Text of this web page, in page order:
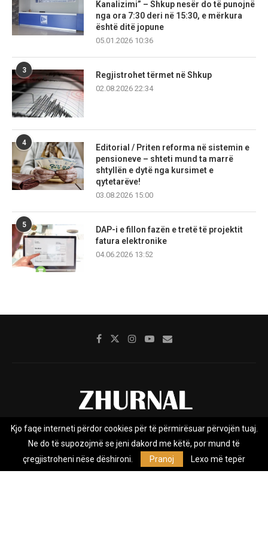
Kanalizimi” – Shkup nesër do të punojnë
nga ora 7:30 deri në 15:30, e mërkura
është ditë jopune
05.01.2026 10:36
3
Regjistrohet tërmet në Shkup
02.08.2026 22:34
4
Editorial / Priten reforma në sistemin e
pensioneve – shteti mund ta marrë
shtyllën e dytë nga kursimet e
qytetarëve!
03.08.2026 15:00
5
DAP-i e fillon fazën e tretë të projektit
fatura elektronike
04.06.2026 13:52
Rreth nesh Impresumi Marketing
Privacy Policy
Zhurnal.mk është Agjenci e Lajmeve e pavarur, e themeluar në vitin
Kjo faqe interneti përdor cookies për të përmirësuar përvojën tuaj.
Ne do të supozojmë se jeni dakord me këtë, por mund të
çregjistroheni nëse dëshironi.
Pranoj Lexo më tepër